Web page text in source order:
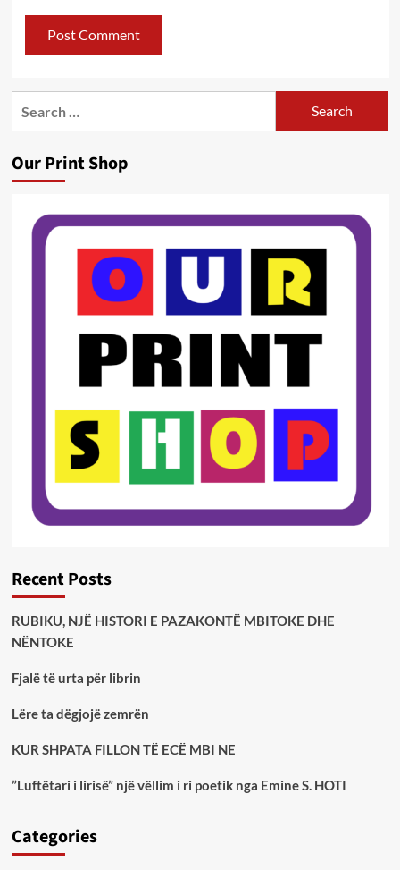
Our Print Shop
Recent Posts
RUBIKU, NJË HISTORI E PAZAKONTË MBITOKE DHE
NËNTOKE
Fjalë të urta për librin
Lëre ta dëgjojë zemrën
KUR SHPATA FILLON TË ECË MBI NE
”Luftëtari i lirisë” një vëllim i ri poetik nga Emine S. HOTI
Categories